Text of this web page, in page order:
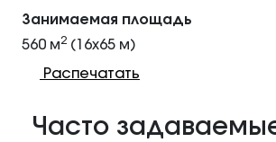
Занимаемая площадь
560 м2 (16x65 м)
Распечатать
Часто